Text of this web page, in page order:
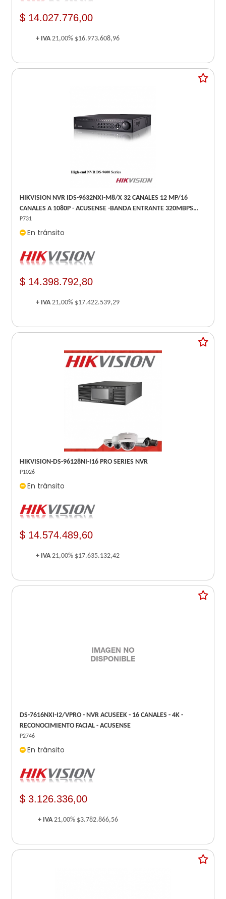
$ 14.027.776,00
+ IVA21,00% $16.973.608,96
HIKVISION NVR IDS-9632NXI-M8/X 32 CANALES 12 MP/16
CANALES A 1080P - ACUSENSE -BANDA ENTRANTE 320MBPS
ANC -
P731
En tránsito
$ 14.398.792,80
+ IVA21,00% $17.422.539,29
HIKVISION-DS-96128NI-I16 PRO SERIES NVR
P1026
En tránsito
$ 14.574.489,60
+ IVA21,00% $17.635.132,42
DS-7616NXI-I2/VPRO - NVR ACUSEEK - 16 CANALES - 4K -
RECONOCIMIENTO FACIAL - ACUSENSE
P2746
En tránsito
$ 3.126.336,00
+ IVA21,00% $3.782.866,56